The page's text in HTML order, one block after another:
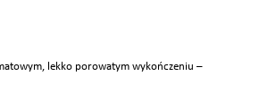
lekko porowatym wykończeniu –